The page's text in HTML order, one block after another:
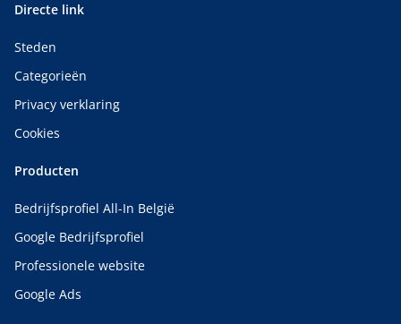
Directe link
Steden
Categorieën
Privacy verklaring
Cookies
Producten
Bedrijfsprofiel All-In België
Google Bedrijfsprofiel
Professionele website
Google Ads